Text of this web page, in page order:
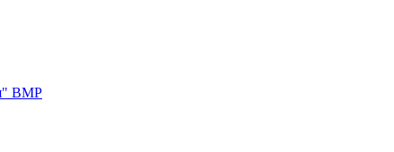
ВМР